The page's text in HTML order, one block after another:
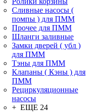
Сливные насосы (
помпы ) для ПММ
Прочее для ПММ
Шланги заливные
Замки дверей ( убл )
для ПММ
Тэны для ПММ
Клапаны ( Кэны ) для
ПММ
Рециркуляционные
насосы
+ ЕЩЕ 24